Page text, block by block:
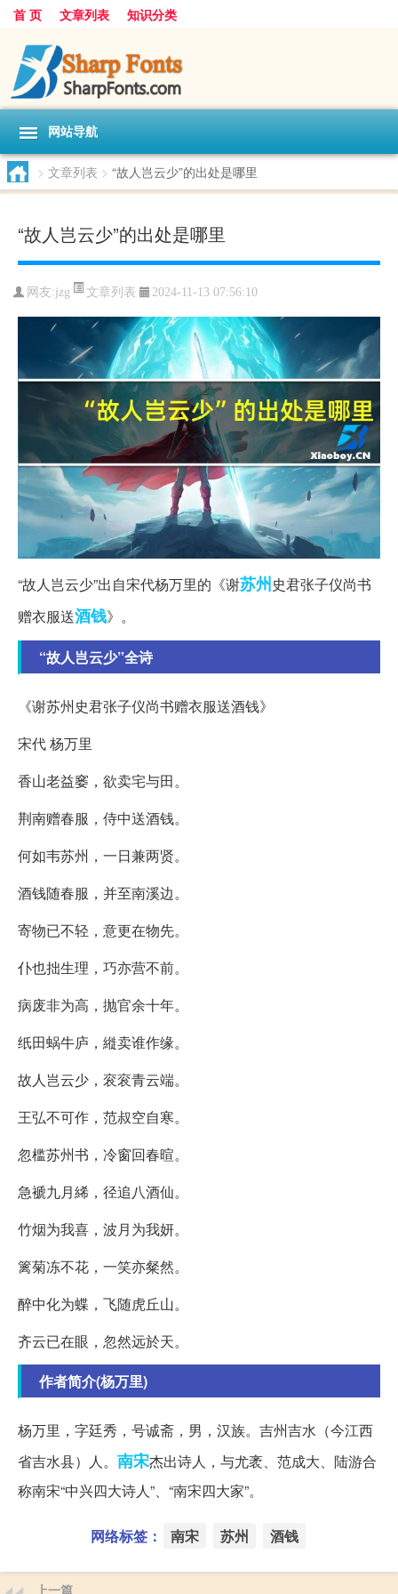
首 页 文章列表 知识分类
网站导航
> 文章列表 > “故人岂云少”的出处是哪里
“故人岂云少”的出处是哪里
网友:jzg 文章列表 2024-11-13 07:56:10
“故人岂云少”出自宋代杨万里的《谢苏州史君张子仪尚书
赠衣服送酒钱》。
“故人岂云少”全诗
《谢苏州史君张子仪尚书赠衣服送酒钱》
宋代 杨万里
香山老益窭，欲卖宅与田。
荆南赠春服，侍中送酒钱。
何如韦苏州，一日兼两贤。
酒钱随春服，并至南溪边。
寄物已不轻，意更在物先。
仆也拙生理，巧亦营不前。
病废非为高，抛官余十年。
纸田蜗牛庐，縰卖谁作缘。
故人岂云少，衮衮青云端。
王弘不可作，范叔空自寒。
忽槛苏州书，冷窗回春暄。
急褫九月絺，径追八酒仙。
竹烟为我喜，波月为我妍。
篱菊冻不花，一笑亦粲然。
醉中化为蝶，飞随虎丘山。
齐云已在眼，忽然远於天。
作者简介(杨万里)
杨万里，字廷秀，号诚斋，男，汉族。吉州吉水（今江西
省吉水县）人。 南宋杰出诗人，与尤袤、范成大、陆游合
称南宋“中兴四大诗人”、“南宋四大家”。
网络标签： 南宋 苏州 酒钱
上一篇